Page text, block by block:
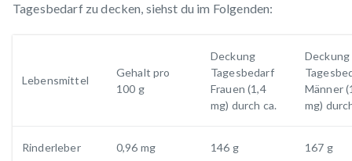
Tagesbedarf zu decken, siehst du im Folgenden:
Lebensmittel
Gehalt pro
100 g
Deckung
Tagesbedarf
Frauen (1,4
mg) durch ca.
Deckung
Männer
mg)
Rinderleber 0,96 mg 146 g 167 g